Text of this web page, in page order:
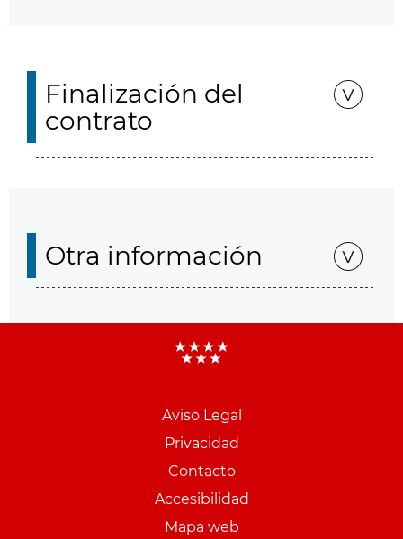
Finalización del
contrato
Otra información
Aviso Legal
Privacidad
Contacto
Accesibilidad
Mapa web